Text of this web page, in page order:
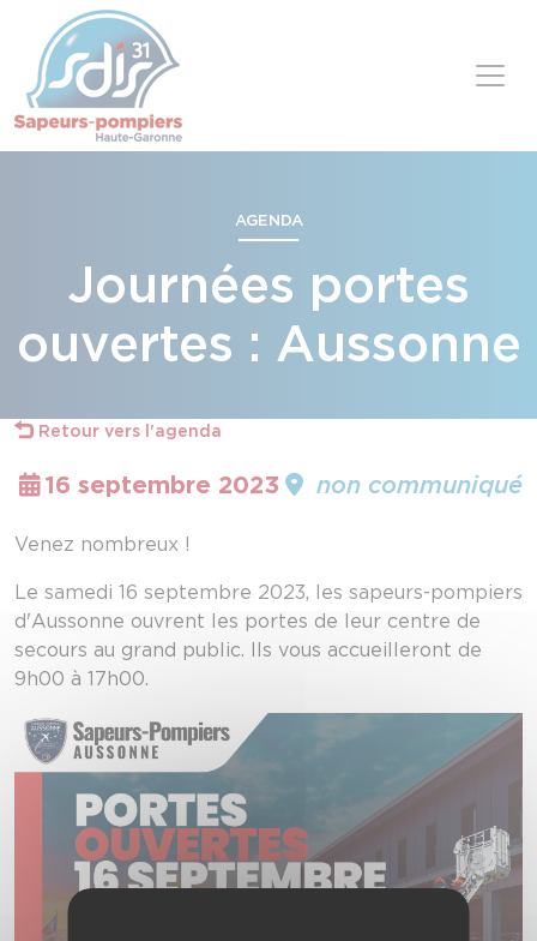
AGENDA
Journées portes
ouvertes : Aussonne
Retour vers l'agenda
16 septembre 2023 non communiqué
Venez nombreux !
Le samedi 16 septembre 2023, les sapeurs-pompiers
d'Aussonne ouvrent les portes de leur centre de
secours au grand public. Ils vous accueilleront de
9h00 à 17h00.
Panneau de gestion des cookies